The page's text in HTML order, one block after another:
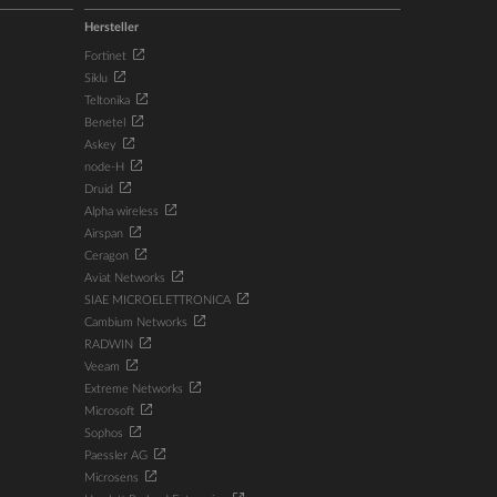
Hersteller
Fortinet
Siklu
Teltonika
Benetel
Askey
node-H
Druid
Alpha wireless
Airspan
Ceragon
Aviat Networks
SIAE MICROELETTRONICA
Cambium Networks
RADWIN
Veeam
Extreme Networks
Microsoft
Sophos
Paessler AG
Microsens